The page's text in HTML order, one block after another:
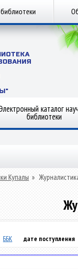
каталог
библиотеки
Купалы »
ББК дате поступления